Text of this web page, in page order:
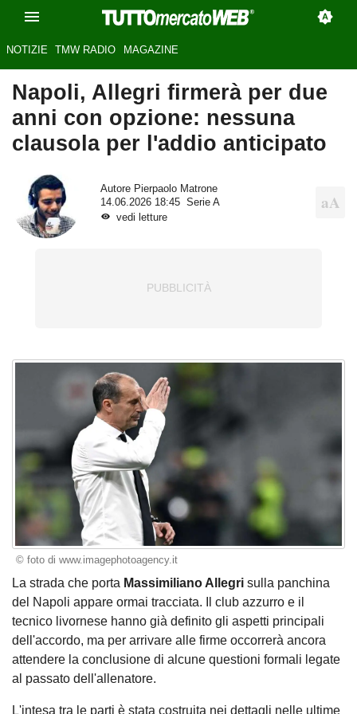
NOTIZIE TMW RADIO MAGAZINE
Napoli, Allegri firmerà per due
anni con opzione: nessuna
clausola per l'addio anticipato
Autore Pierpaolo Matrone
14.06.2026 18:45
Serie A
vedi letture
© foto di www.imagephotoagency.it
La strada che porta Massimiliano Allegri sulla panchina
del Napoli appare ormai tracciata. Il club azzurro e il
tecnico livornese hanno già definito gli aspetti principali
dell'accordo, ma per arrivare alle firme occorrerà ancora
attendere la conclusione di alcune questioni formali legate
al passato dell'allenatore.
L'intesa tra le parti è stata costruita nei dettagli nelle ultime